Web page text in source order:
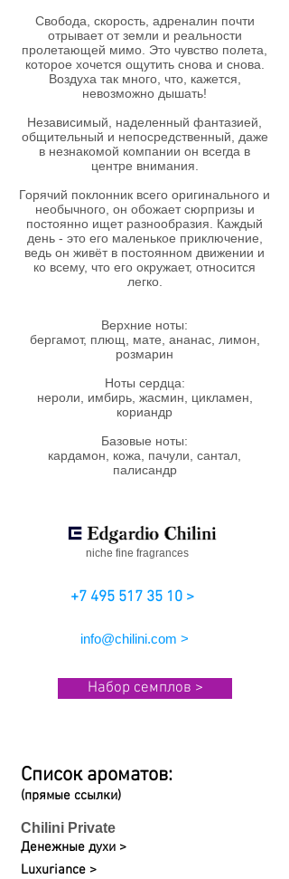
Свобода, скорость, адреналин почти
отрывает от земли и реальности
пролетающей мимо. Это чувство полета,
которое хочется ощутить снова и снова.
Воздуха так много, что, кажется,
невозможно дышать!
Независимый, наделенный фантазией,
общительный и непосредственный, даже
в незнакомой компании он всегда в
центре внимания.​
Горячий поклонник всего оригинального и
необычного, он обожает сюрпризы и
постоянно ищет разнообразия. Каждый
день - это его маленькое приключение,
ведь он живёт в постоянном движении и
ко всему, что его окружает, относится
легко.
Верхние ноты:
бергамот, плющ, мате, ананас, лимон,
розмарин
Ноты сердца:
нероли, имбирь, жасмин, цикламен,
кориандр
Базовые ноты:
кардамон, кожа, пачули, сантал,
палисандр
niche fine fragrances
+7 495 517 35 10 >
info@chilini.com >
Набор семплов >
Список ароматов:
(прямые ссылки)
Chilini Private
Денежные духи >
Luxuriance >